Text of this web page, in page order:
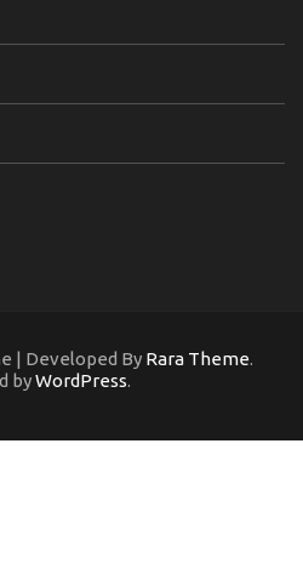
| Developed By Rara Theme.
byWordPress.